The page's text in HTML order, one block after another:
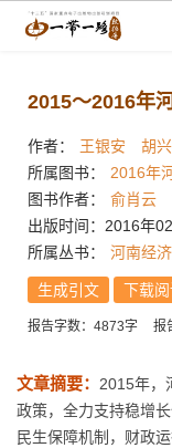
2015～2016年
作者： 王银安 胡
所属图书：
2016年
图书作者：
俞肖云
出版时间：2016年
所属丛书：
河南经
生成引文 下载
报告字数：4873字 报
文章摘要： 2015年，
政策，全力支持稳增
民生保障机制，财政